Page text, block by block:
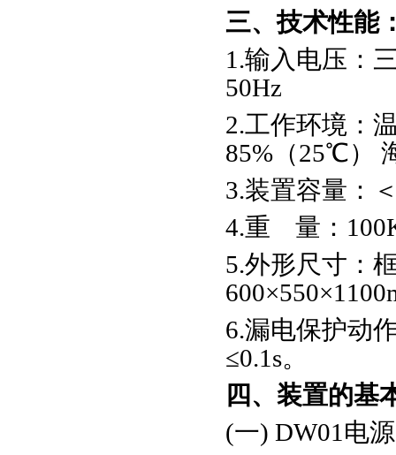
三、技术性能
1.输入电压：
50Hz
2.工作环境：
85%（25℃）
3.装置容量：
4.重 量：
5.外形尺寸：
6.漏电保护动
≤0.1s。
四、装置的基
(一) DW01电